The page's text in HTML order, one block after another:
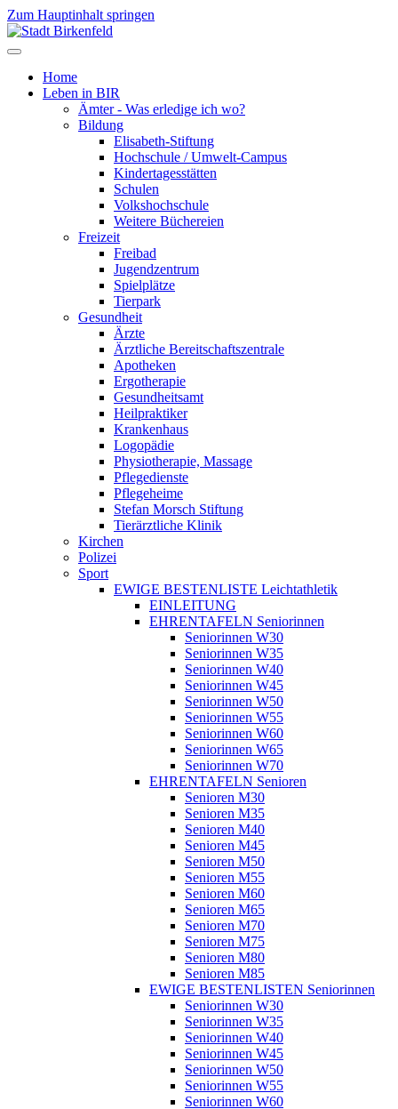
Zum Hauptinhalt springen
Home
Leben in BIR
Ämter - Was erledige ich wo?
Bildung
Elisabeth-Stiftung
Hochschule / Umwelt-Campus
Kindertagesstätten
Schulen
Volkshochschule
Weitere Büchereien
Freizeit
Freibad
Jugendzentrum
Spielplätze
Tierpark
Gesundheit
Ärzte
Ärztliche Bereitschaftszentrale
Apotheken
Ergotherapie
Gesundheitsamt
Heilpraktiker
Krankenhaus
Logopädie
Physiotherapie, Massage
Pflegedienste
Pflegeheime
Stefan Morsch Stiftung
Tierärztliche Klinik
Kirchen
Polizei
Sport
EWIGE BESTENLISTE Leichtathletik
EINLEITUNG
EHRENTAFELN Seniorinnen
Seniorinnen W30
Seniorinnen W35
Seniorinnen W40
Seniorinnen W45
Seniorinnen W50
Seniorinnen W55
Seniorinnen W60
Seniorinnen W65
Seniorinnen W70
EHRENTAFELN Senioren
Senioren M30
Senioren M35
Senioren M40
Senioren M45
Senioren M50
Senioren M55
Senioren M60
Senioren M65
Senioren M70
Senioren M75
Senioren M80
Senioren M85
EWIGE BESTENLISTEN Seniorinnen
Seniorinnen W30
Seniorinnen W35
Seniorinnen W40
Seniorinnen W45
Seniorinnen W50
Seniorinnen W55
Seniorinnen W60